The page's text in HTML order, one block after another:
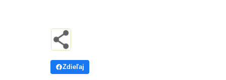
Zdieľaj